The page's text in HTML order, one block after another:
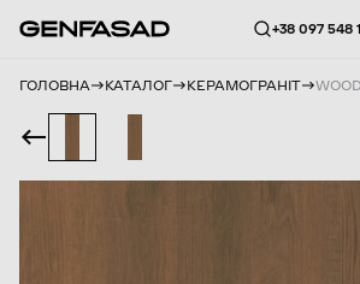
+38 097 548
ГОЛОВНА КАТАЛОГ КЕРАМОГРАНІТ